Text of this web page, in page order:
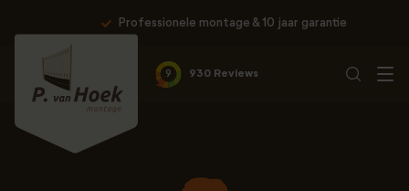
Professionele montage & 10 jaar garantie
9 930 Reviews